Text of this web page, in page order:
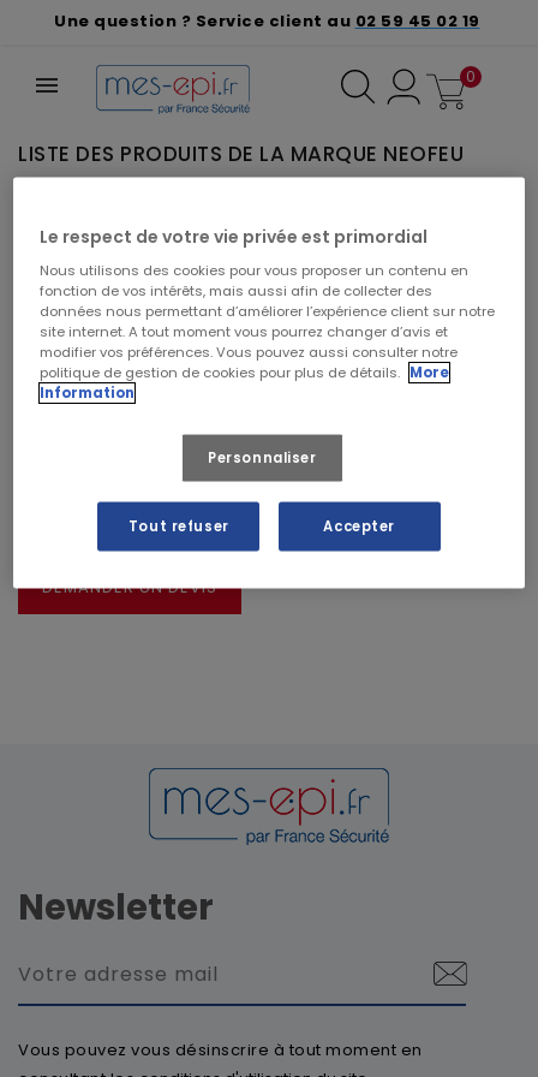
Une question ? Service client au 02 59 45 02 19
0
LISTE DES PRODUITS DE LA MARQUE NEOFEU
VEUILLEZ NOUS EXCUSER POUR LE
DÉSAGRÉMENT.
Effectuez une nouvelle recherche
Rechercher vos produits par marque
CRÉER UN DEVIS À PARTIR DE CE PANIER
DEMANDER UN DEVIS
Newsletter
Vous pouvez vous désinscrire à tout moment en
Le respect de votre vie privée est primordial
Nous utilisons des cookies pour vous proposer un contenu en
fonction de vos intérêts, mais aussi afin de collecter des
données nous permettant d’améliorer l’expérience client sur notre
site internet. A tout moment vous pourrez changer d’avis et
modifier vos préférences. Vous pouvez aussi consulter notre
politique de gestion de cookies pour plus de détails. More
Information
Personnaliser
Tout refuser Accepter